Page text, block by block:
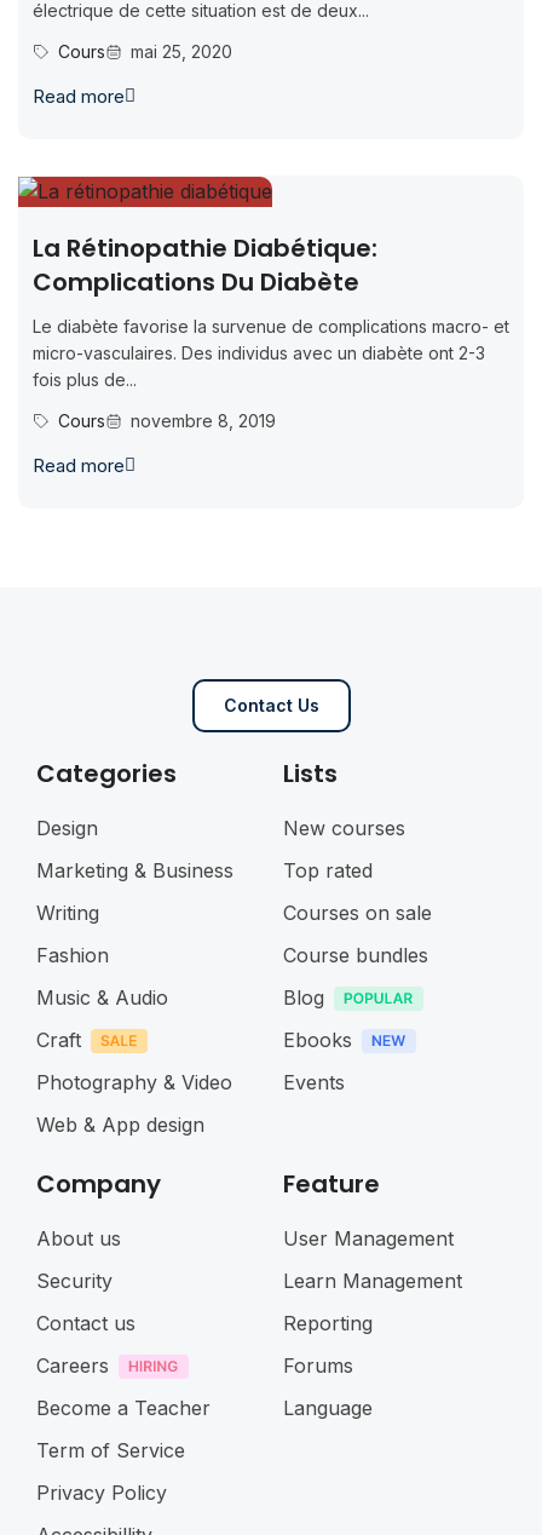
électrique de cette situation est de deux...
Cours
mai 25, 2020
Read more
La Rétinopathie Diabétique:
Complications Du Diabète
Le diabète favorise la survenue de complications macro- et
micro-vasculaires. Des individus avec un diabète ont 2-3
fois plus de...
Cours
novembre 8, 2019
Read more
Contact Us
Categories
Design
Marketing & Business
Writing
Fashion
Music & Audio
Craft
Photography & Video
Web & App design
Lists
New courses
Top rated
Courses on sale
Course bundles
Blog
Ebooks
Events
Company
About us
Security
Contact us
Careers
Become a Teacher
Term of Service
Privacy Policy
Feature
User Management
Learn Management
Reporting
Forums
Language